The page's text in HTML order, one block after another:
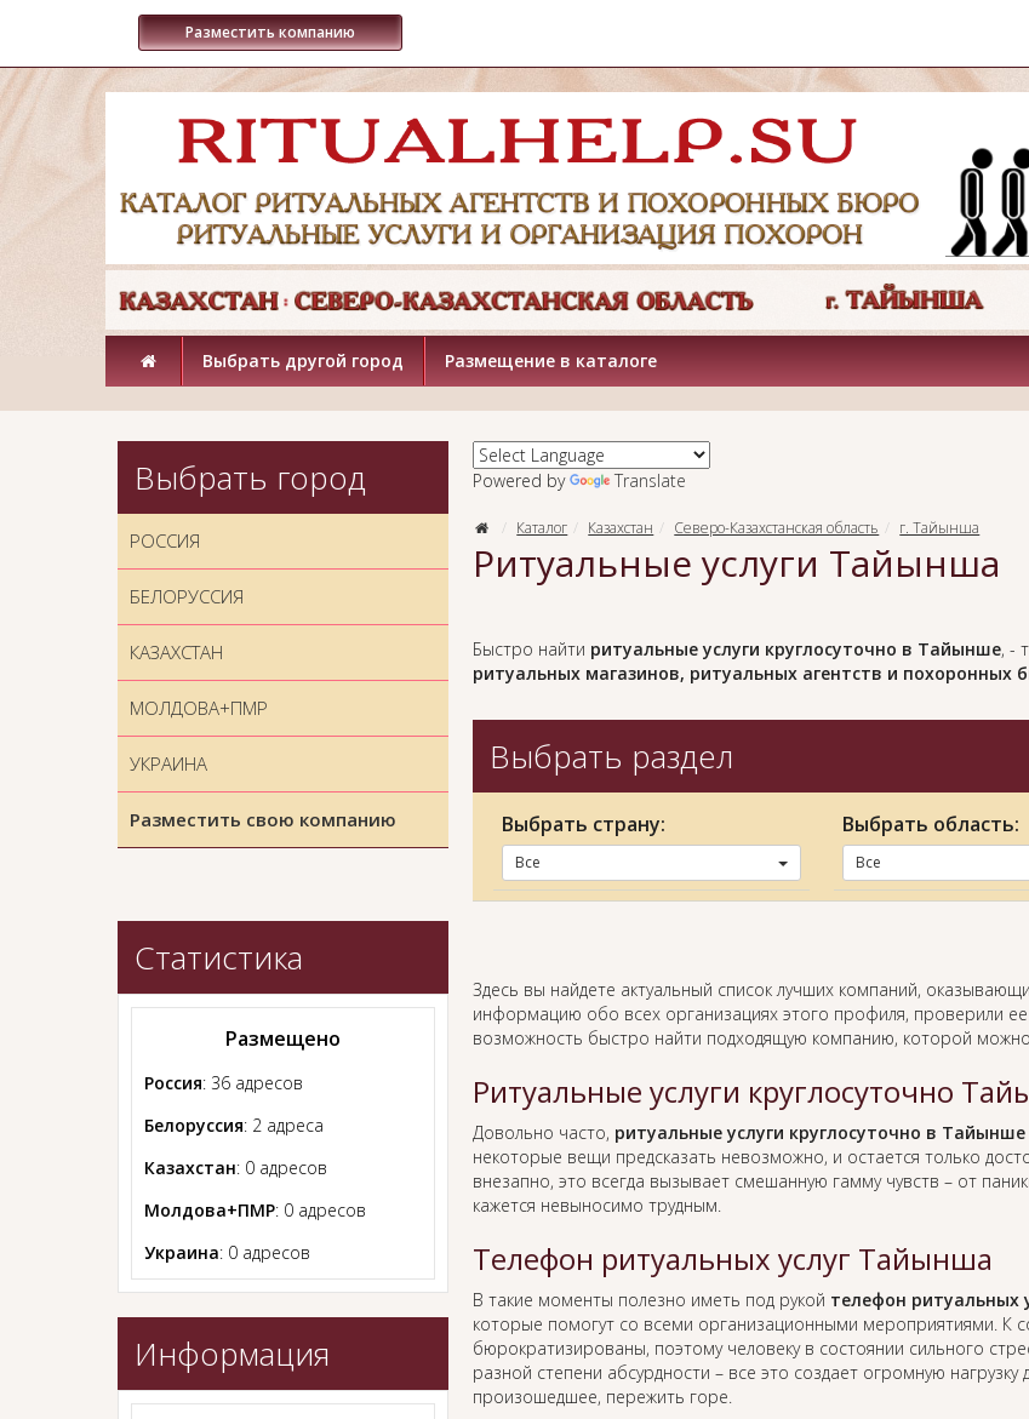
Разместить компанию
Выбрать другой город Размещение в каталоге
Powered by Translate
Каталог Казахстан Северо-Казахстанская область г. Тайынша
Ритуальные услуги Тайынша
Быстро найти ритуальные услуги круглосуточно в Тайынше, -
ритуальных магазинов, ритуальных агентств и похоронных
Выбрать раздел
Выбрать страну:
Все
Выбрать область:
Все
Здесь вы найдете актуальный список лучших компаний,
информацию обо всех организациях этого профиля, проверили
возможность быстро найти подходящую компанию, которой
Ритуальные услуги круглосуточно
Довольно часто, ритуальные услуги круглосуточно в Тайынше
некоторые вещи предсказать невозможно, и остается только
внезапно, это всегда вызывает смешанную гамму чувств – от
кажется невыносимо трудным.
Телефон ритуальных услуг Тайынша
В такие моменты полезно иметь под рукой телефон ритуальных
которые помогут со всеми организационными мероприятиями. К
бюрократизированы, поэтому человеку в состоянии сильного
разной степени абсурдности – все это создает огромную
произошедшее, пережить горе.
Выбрать город
РОССИЯ
БЕЛОРУССИЯ
КАЗАХСТАН
МОЛДОВА+ПМР
УКРАИНА
Разместить свою компанию
Статистика
Размещено
Россия: 36 адресов
Белоруссия: 2 адреса
Казахстан: 0 адресов
Молдова+ПМР: 0 адресов
Украина: 0 адресов
Информация